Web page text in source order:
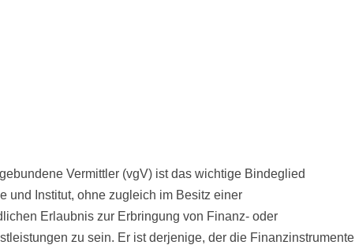
Vermittler (vgV) ist das wichtige Bindeglied
und Institut, ohne zugleich im Besitz einer
Erlaubnis zur Erbringung von Finanz- oder
zu sein. Er ist derjenige, der die Finanzinstrumente